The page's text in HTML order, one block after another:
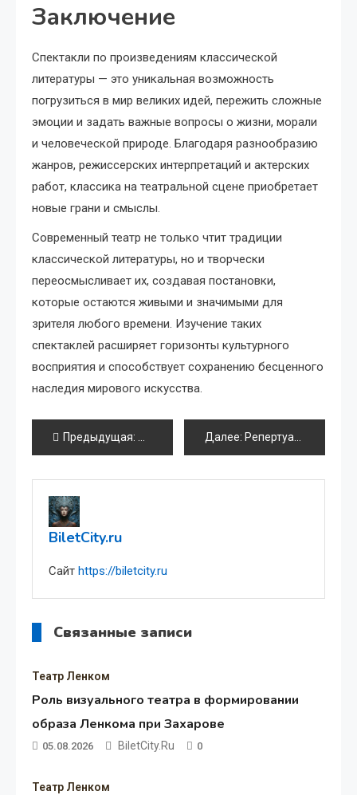
Заключение
Спектакли по произведениям классической
литературы — это уникальная возможность
погрузиться в мир великих идей, пережить сложные
эмоции и задать важные вопросы о жизни, морали
и человеческой природе. Благодаря разнообразию
жанров, режиссерских интерпретаций и актерских
работ, классика на театральной сцене приобретает
новые грани и смыслы.
Современный театр не только чтит традиции
классической литературы, но и творчески
переосмысливает их, создавая постановки,
которые остаются живыми и значимыми для
зрителя любого времени. Изучение таких
спектаклей расширяет горизонты культурного
восприятия и способствует сохранению бесценного
наследия мирового искусства.
Навигация
по
записям
Предыдущая: Детские спектакли в жанре оперетты
Далее: Репертуар Большого театра на 2025 год
BiletCity.ru
Сайт https://biletcity.ru
Связанные записи
Театр Ленком
Роль визуального театра в формировании
образа Ленкома при Захарове
05.08.2026 BiletCity.ru 0
Театр Ленком